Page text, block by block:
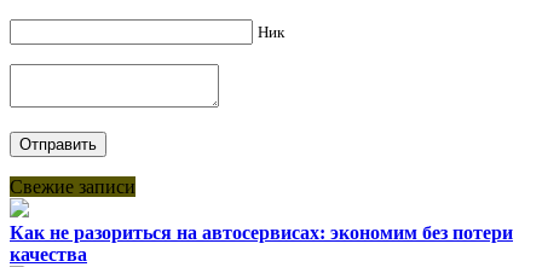
Ник
Свежие записи
Как не разориться на автосервисах: экономим без потери
качества